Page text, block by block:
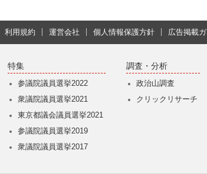
利用規約 運営会社 個人情報保護方針 広告掲載
特集
参議院議員選挙2022
衆議院議員選挙2021
東京都議会議員選挙2021
参議院議員選挙2019
衆議院議員選挙2017
調査・分析
政治山調査
クリックリサーチ